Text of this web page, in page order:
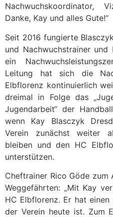
Nachwuchskoordinator,
Danke, Kay und alles Gute!“
Seit 2016 fungierte
und Nachwuchstrainer
ein
Leitung hat sich die
Elbflorenz kontinuierlich
dreimal in Folge das
Jugendarbeit“ der
wenn Kay Blasczyk
Verein zunächst weiter
bleiben und den HC
unterstützen.
Cheftrainer Rico Göde zum
Weggefährten: „Mit Kay
HC Elbflorenz. Er hat
der Verein heute ist. Zum